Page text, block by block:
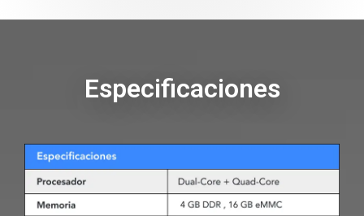
Especificaciones